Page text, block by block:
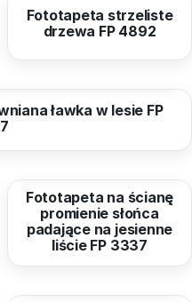
Fototapeta strzeliste
drzewa FP 4892
ławka w lesie FP
od40,96 zł
Fototapeta na ścianę
promienie słońca
padające na jesienne
liście FP 3337
od40,96 zł